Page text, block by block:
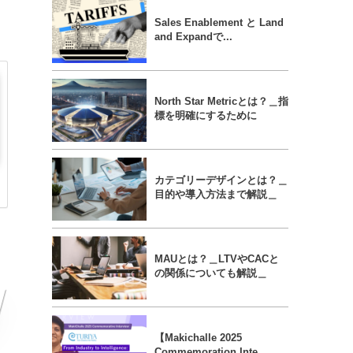
Sales Enablement と Land
and Expandで...
North Star Metricとは？＿指
標を明確にするために
カテゴリーデザインとは？＿
目的や導入方法まで解説＿
MAUとは？＿LTVやCACと
の関係についても解説＿
【Makichalle 2025